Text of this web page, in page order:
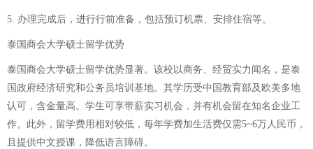
5. 办理完成后，进行行前准备，包括预订机票、安排住宿等。
泰国商会大学硕士留学优势
泰国商会大学硕士留学优势显著。该校以商务、经贸实力闻名，是泰
国政府经济研究和公务员培训基地。其学历受中国教育部及欧美多地
认可，含金量高。学生可享带薪实习机会，并有机会留在知名企业工
作。此外，留学费用相对较低，每年学费加生活费仅需5~6万人民币，
且提供中文授课，降低语言障碍。